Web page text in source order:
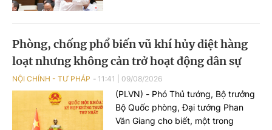
Luật bổ sung quy định về việc xây
dựng cơ chế thử nghiệm có kiểm
soát cho các nền tảng văn học
vận hành sớm dưới sự giám sát của
cơ quan quản lý.
Phòng, chống phổ biến vũ khí hủy diệt hàng
loạt nhưng không cản trở hoạt động dân sự
NỘI CHÍNH - TƯ PHÁP 11:41 09/08/2026
(PLVN) - Phó Thủ tướng, Bộ trưởng
Bộ Quốc phòng, Đại tướng Phan
Văn Giang cho biết, một trong